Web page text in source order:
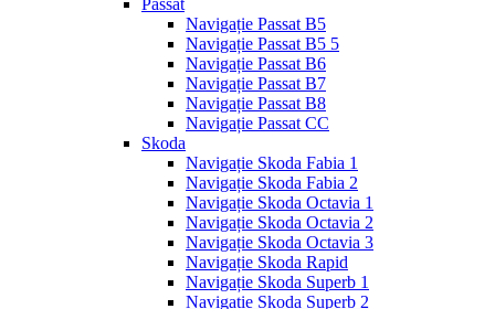
Passat
Navigație Passat B5
Navigație Passat B5 5
Navigație Passat B6
Navigație Passat B7
Navigație Passat B8
Navigație Passat CC
Skoda
Navigație Skoda Fabia 1
Navigație Skoda Fabia 2
Navigație Skoda Octavia 1
Navigație Skoda Octavia 2
Navigație Skoda Octavia 3
Navigație Skoda Rapid
Navigație Skoda Superb 1
Navigație Skoda Superb 2